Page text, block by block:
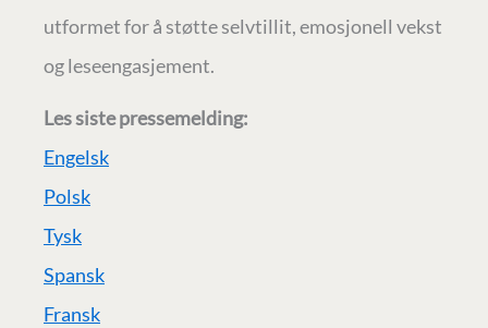
utformet for å støtte selvtillit, emosjonell vekst
og leseengasjement.
Les siste pressemelding:
Engelsk
Polsk
Tysk
Spansk
Fransk